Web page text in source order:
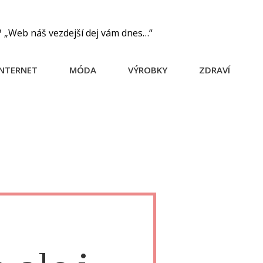
náš vezdejší dej vám dnes…“
MÓDA VÝROBKY ZDRAVÍ